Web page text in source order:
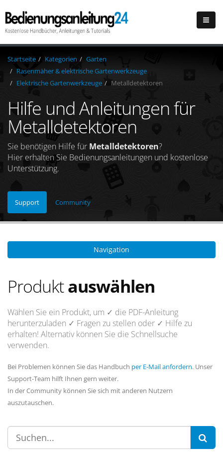
Startseite Kategorien
Garten
Rasenmäher & elektrische Gartenwerkzeuge
Elektrische Gartenwerkzeuge
Metalldetektoren
Hilfe und Anleitungen für
Metalldetektoren
Sie benötigen Hilfe für Metalldetektoren?
Hier erhalten Sie Bedienungsanleitungen und kostenlose
Unterstützung.
Support Community
Navigation
Produktauswählen
Wählen Sie ein Produkt, um ✓ die PDF-Anleitung
herunterzuladen ✓ Fragen zu stellen oder ✓ Hilfe zu
erhalten! Alternativ können Sie die Schnellsuche
verwenden.
Bei Problemen können Sie das Handbuch per E-Mail anfordern. Unser
Support-Team hilft Ihnen gern weiter.
In der Community können Sie sich mit anderen Nutzern
auszutauschen.